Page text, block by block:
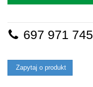
697 971 745
Zapytaj o produkt